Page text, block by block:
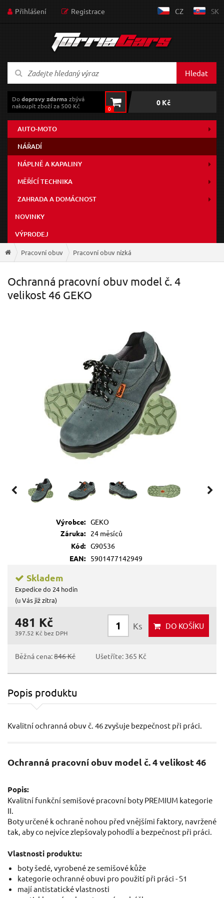
Přihlášení Registrace CZ SK
Hledat
Dodopravy zdarma zbývá
nakoupit zboží za 500 Kč
0
0 Kč
AUTO-MOTO
NÁŘADÍ
NÁPLNĚ A KAPALINY
MĚŘÍCÍ TECHNIKA
ZAHRADA A DOMÁCNOST
NOVINKY
VÝPRODEJ
Pracovní obuv Pracovní obuv nízká
Ochranná pracovní obuv model č. 4
velikost 46 GEKO
Výrobce: GEKO
Záruka:
24 měsíců
Kód: G90536
EAN:
5901477142949
Skladem
Expedice do 24 hodin
(u Vás již zítra)
481 Kč
397.52 Kč bez DPH
Ks DO KOŠÍKU
Běžná cena:846 Kč Ušetříte: 365 Kč
Popis produktu
Kvalitní ochranná obuv č. 46 zvyšuje bezpečnost při práci.
Ochranná pracovní obuv model č. 4 velikost 46
Popis:
Kvalitní funkční semišové pracovní boty PREMIUM kategorie
II.
Boty určené k ochraně nohou před vnějšími faktory, navržené
tak, aby co nejvíce zlepšovaly pohodlí a bezpečnost při práci.
Vlastnosti produktu:
boty šedé, vyrobené ze semišové kůže
kategorie ochranné obuvi pro použití při práci - S1
mají antistatické vlastnosti